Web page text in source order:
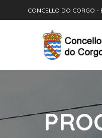
CONCELLO DO